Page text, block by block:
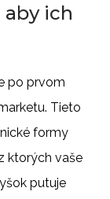
ich
po prvom
Tieto
formy
ktorých vaše
putuje